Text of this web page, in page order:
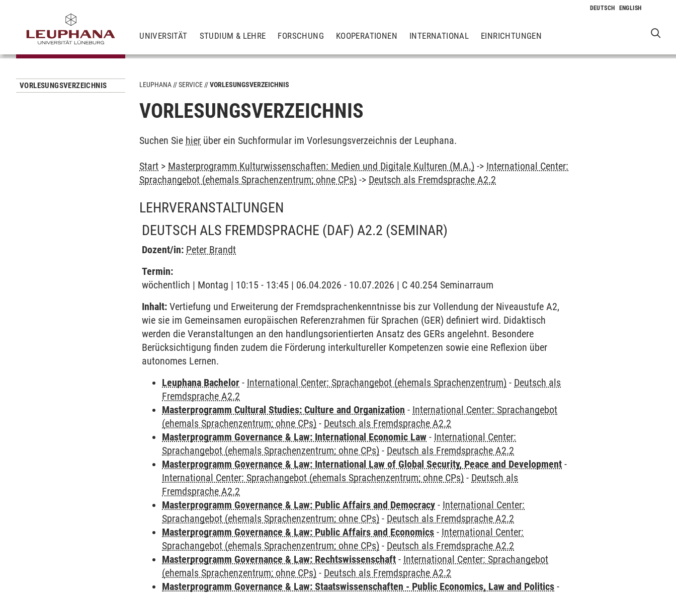
UNIVERSITÄT STUDIUM & LEHRE FORSCHUNG KOOPERATIONEN INTERNATIONAL EINRICHTUNGEN
VORLESUNGSVERZEICHNIS LEUPHANA SERVICE VORLESUNGSVERZEICHNIS
VORLESUNGSVERZEICHNIS
Suchen Sie hier über ein Suchformular im Vorlesungsverzeichnis der Leuphana.
Start > Masterprogramm Kulturwissenschaften: Medien und Digitale Kulturen (M.A.) -> International Center:
Sprachangebot (ehemals Sprachenzentrum; ohne CPs) -> Deutsch als Fremdsprache A2.2
LEHRVERANSTALTUNGEN
DEUTSCH ALS FREMDSPRACHE (DAF) A2.2 (SEMINAR)
Dozent/in: Peter Brandt
Termin:
wöchentlich | Montag | 10:15 - 13:45 | 06.04.2026 - 10.07.2026 | C 40.254 Seminarraum
Inhalt: Vertiefung und Erweiterung der Fremdsprachenkenntnisse bis zur Vollendung der Niveaustufe A2,
wie sie im Gemeinsamen europäischen Referenzrahmen für Sprachen (GER) definiert wird. Didaktisch
werden die Veranstaltungen an den handlungsorientierten Ansatz des GERs angelehnt. Besondere
Berücksichtigung finden zudem die Förderung interkultureller Kompetenzen sowie eine Reflexion über
autonomes Lernen.
Leuphana Bachelor - International Center: Sprachangebot (ehemals Sprachenzentrum) - Deutsch als
Fremdsprache A2.2
Masterprogramm Cultural Studies: Culture and Organization - International Center: Sprachangebot
(ehemals Sprachenzentrum; ohne CPs) - Deutsch als Fremdsprache A2.2
Masterprogramm Governance & Law: International Economic Law - International Center:
Sprachangebot (ehemals Sprachenzentrum; ohne CPs) - Deutsch als Fremdsprache A2.2
Masterprogramm Governance & Law: International Law of Global Security, Peace and Development -
International Center: Sprachangebot (ehemals Sprachenzentrum; ohne CPs) - Deutsch als
Fremdsprache A2.2
Masterprogramm Governance & Law: Public Affairs and Democracy - International Center:
Sprachangebot (ehemals Sprachenzentrum; ohne CPs) - Deutsch als Fremdsprache A2.2
Masterprogramm Governance & Law: Public Affairs and Economics - International Center:
Sprachangebot (ehemals Sprachenzentrum; ohne CPs) - Deutsch als Fremdsprache A2.2
Masterprogramm Governance & Law: Rechtswissenschaft - International Center: Sprachangebot
(ehemals Sprachenzentrum; ohne CPs) - Deutsch als Fremdsprache A2.2
Masterprogramm Governance & Law: Staatswissenschaften - Public Economics, Law and Politics -